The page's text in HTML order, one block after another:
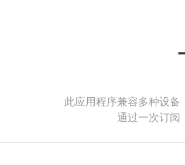
此应用程序兼容多种设备
通过一次订阅